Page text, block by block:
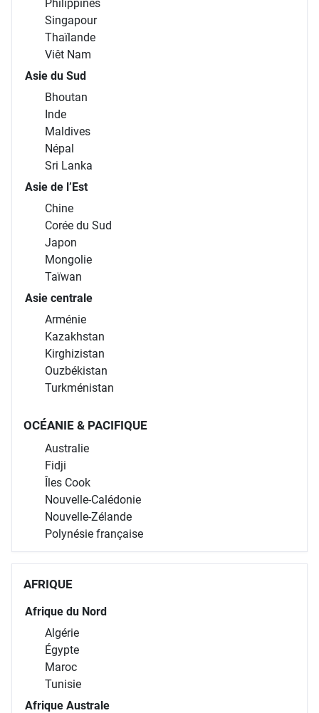
Philippines
Singapour
Thaïlande
Viêt Nam
Asie du Sud
Bhoutan
Inde
Maldives
Népal
Sri Lanka
Asie de l’Est
Chine
Corée du Sud
Japon
Mongolie
Taïwan
Asie centrale
Arménie
Kazakhstan
Kirghizistan
Ouzbékistan
Turkménistan
OCÉANIE & PACIFIQUE
Australie
Fidji
Îles Cook
Nouvelle-Calédonie
Nouvelle-Zélande
Polynésie française
AFRIQUE
Afrique du Nord
Algérie
Égypte
Maroc
Tunisie
Afrique Australe